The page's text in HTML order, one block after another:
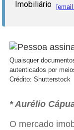
Quaisquer
autenticados por
Crédito: Shutterstock
* Aurélio
O mercado